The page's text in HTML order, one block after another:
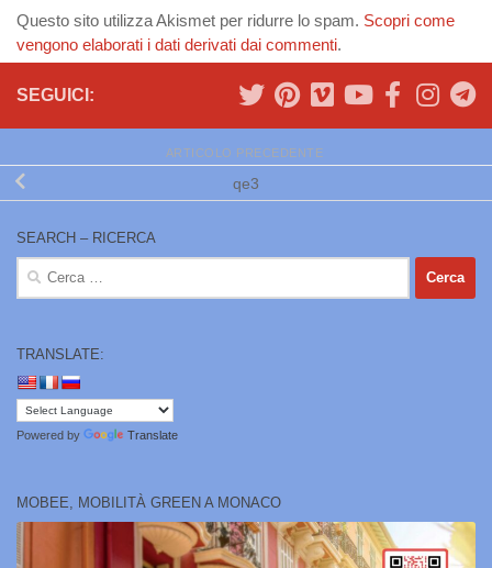
Questo sito utilizza Akismet per ridurre lo spam. Scopri come
vengono elaborati i dati derivati dai commenti.
SEGUICI:
ARTICOLO PRECEDENTE
qe3
SEARCH – RICERCA
Ricerca
TRANSLATE:
Powered by Translate
MOBEE, MOBILITÀ GREEN A MONACO